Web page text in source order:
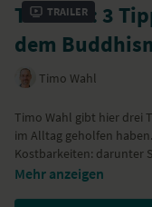
Trailer
Tutorial: 3
dem
Timo Wahl
Timo Wahl gibt hier drei
im Alltag geholfen
Kostbarkeiten: darunter
erleben, besser in einer
Mehr anzeigen